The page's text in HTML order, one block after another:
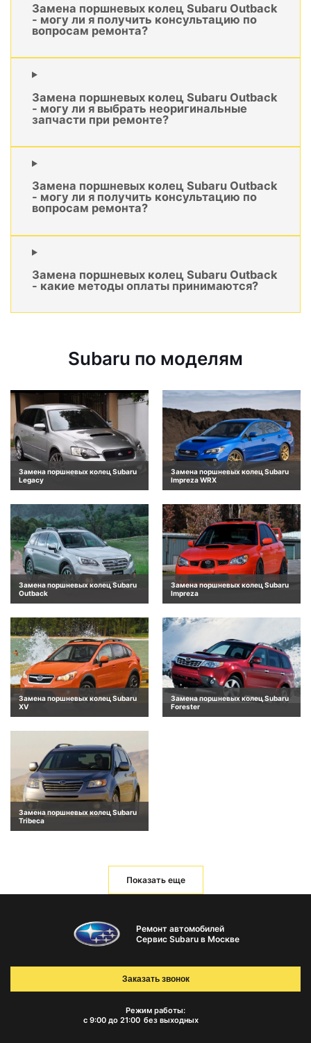
Замена поршневых колец Subaru Outback
- могу ли я получить консультацию по
вопросам ремонта?
Замена поршневых колец Subaru Outback
- могу ли я выбрать неоригинальные
запчасти при ремонте?
Замена поршневых колец Subaru Outback
- могу ли я получить консультацию по
вопросам ремонта?
Замена поршневых колец Subaru Outback
- какие методы оплаты принимаются?
Subaru по моделям
Замена поршневых колец Subaru
Legacy
Замена поршневых колец Subaru
Impreza WRX
Замена поршневых колец Subaru
Outback
Замена поршневых колец Subaru
Impreza
Замена поршневых колец Subaru
XV
Замена поршневых колец Subaru
Forester
Замена поршневых колец Subaru
Tribeca
Показать еще
Ремонт автомобилей
Сервис Subaru в Москве
Режим работы:
с 9:00 до 21:00 без выходных
Заказать звонок